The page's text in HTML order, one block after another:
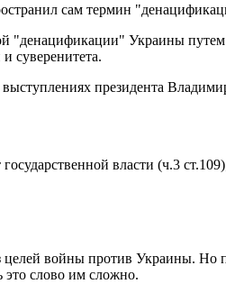
сам термин
"денацификации" Украины
суверенитета.
президента
власти (ч.3
войны против Украины. Но
это слово им сложно.